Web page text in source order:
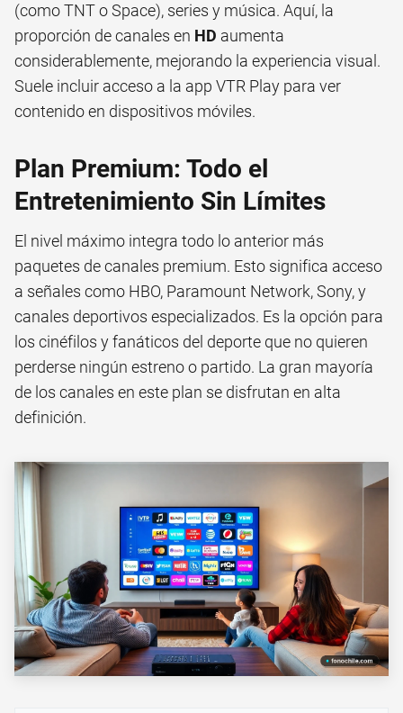
(como TNT o Space), series y música. Aquí, la
proporción de canales en HD aumenta
considerablemente, mejorando la experiencia visual.
Suele incluir acceso a la app VTR Play para ver
contenido en dispositivos móviles.
Plan Premium: Todo el
Entretenimiento Sin Límites
El nivel máximo integra todo lo anterior más
paquetes de canales premium. Esto significa acceso
a señales como HBO, Paramount Network, Sony, y
canales deportivos especializados. Es la opción para
los cinéfilos y fanáticos del deporte que no quieren
perderse ningún estreno o partido. La gran mayoría
de los canales en este plan se disfrutan en alta
definición.